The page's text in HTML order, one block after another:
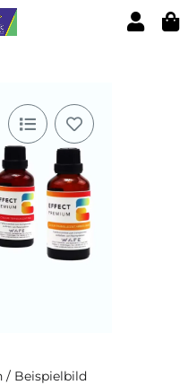
/ Beispielbild